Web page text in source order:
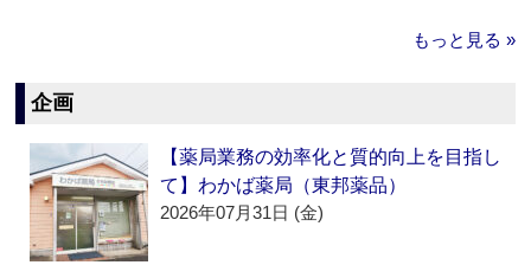
もっと見る »
企画
【薬局業務の効率化と質的向上を目指し
て】わかば薬局（東邦薬品）
2026年07月31日 (金)